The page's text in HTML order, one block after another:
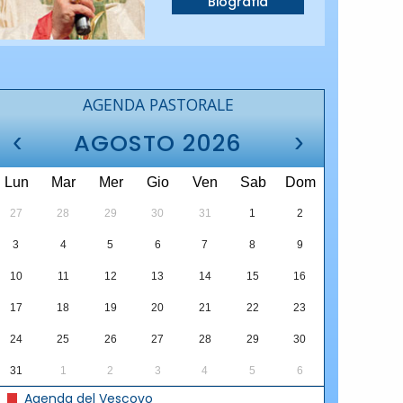
AGENDA PASTORALE
‹ AGOSTO 2026 ›
Lun Mar Mer Gio Ven Sab Dom
27 28 29 30 31 1 2
3 4 5 6 7 8 9
10 11 12 13 14 15 16
17 18 19 20 21 22 23
24 25 26 27 28 29 30
31 1 2 3 4 5 6
Agenda del Vescovo